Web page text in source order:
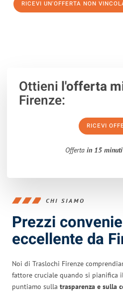
RICEVI UN'OFFERTA NON
Ottieni l'offerta
Firenze:
RICEVI
Offerta in 15 minuti
CHI SIAMO
Prezzi
eccellente da
Noi di Traslochi Firenze
fattore cruciale quando si pianifica
puntiamo sulla trasparenza e sulla